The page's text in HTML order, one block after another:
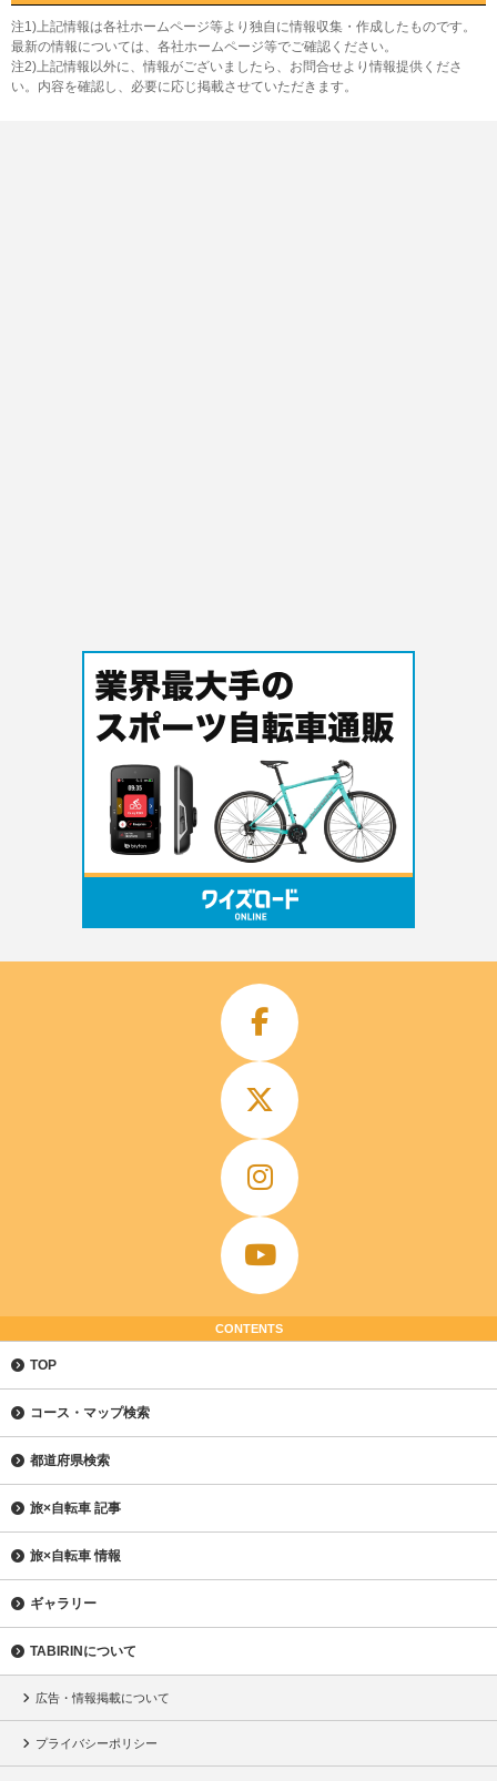
注1)上記情報は各社ホームページ等より独自に情報収集・作成したものです。
最新の情報については、各社ホームページ等でご確認ください。
注2)上記情報以外に、情報がございましたら、お問合せより情報提供くださ
い。内容を確認し、必要に応じ掲載させていただきます。
CONTENTS
TOP
コース・マップ検索
都道府県検索
旅×自転車 記事
旅×自転車 情報
ギャラリー
TABIRINについて
広告・情報掲載について
プライバシーポリシー